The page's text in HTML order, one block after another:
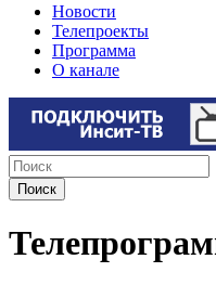
Новости
Телепроекты
Программа
О канале